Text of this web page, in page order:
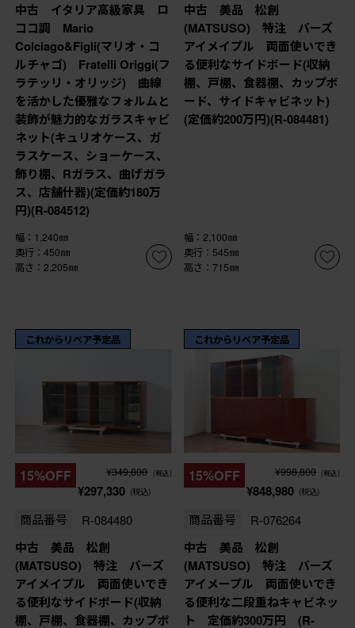
中古 イタリア高級家具 ロ
ココ調 Mario
Colciago&Figli(マリオ・コ
ルチャゴ) Fratelli Origgi(フ
ラテッリ・オリッジ) 曲線
を活かした優雅なフォルムと
装飾が魅力的なガラスキャビ
ネット(キュリオケース、ガ
ラスケース、ショーケース、
飾り棚、Rガラス、曲げガラ
ス、店舗什器)(定価約180万
円)(R-084512)
幅：1,240㎜
奥行：450㎜
高さ：2,205㎜
中古 美品 松創
(MATSUSO) 特注 バーズ
アイメイプル 両面使いでき
る便利なサイドボード(収納
棚、戸棚、食器棚、カップボ
ード、サイドキャビネット)
(定価約200万円)(R-084481)
幅：2,100㎜
奥行：545㎜
高さ：715㎜
これからリペア予定品
15%OFF ¥349,800 (税込)
¥297,330 (税込)
商品番号 R-084480
中古 美品 松創
(MATSUSO) 特注 バーズ
アイメイプル 両面使いでき
る便利なサイドボード(収納
棚、戸棚、食器棚、カップボ
これからリペア予定品
15%OFF ¥998,800 (税込)
¥848,980 (税込)
商品番号 R-076264
中古 美品 松創
(MATSUSO) 特注 バーズ
アイメープル 両面使いでき
る便利な二段重ねキャビネッ
ト 定価約300万円 (R-